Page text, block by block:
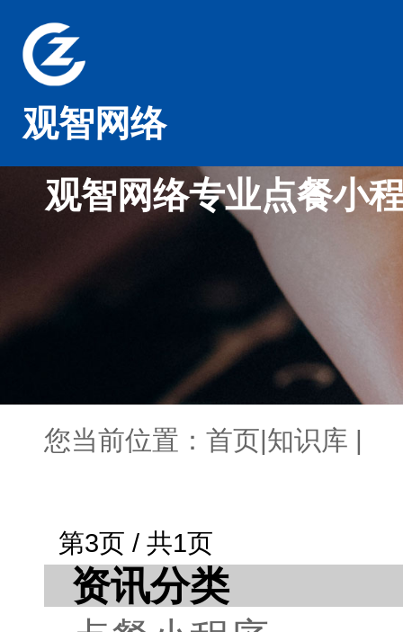
观智网络
观智网络专业点餐小
您当前位置： 首页|知识库 |
第3页 / 共1页
资讯分类